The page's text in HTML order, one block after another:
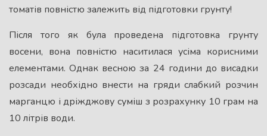
томатів повністю залежить від підготовки грунту!
Після того як була проведена підготовка грунту
восени, вона повністю наситилася усіма корисними
елементами. Однак весною за 24 години до висадки
розсади необхідно внести на гряди слабкий розчин
марганцю і дріжджову суміш з розрахунку 10 грам на
10 літрів води.